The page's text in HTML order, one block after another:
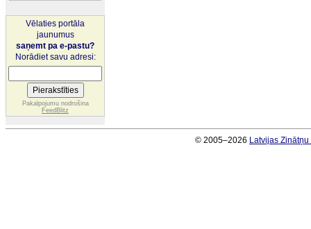
Vēlaties portāla
jaunumus
saņemt pa e-pastu?
Norādiet savu adresi:
Pakalpojumu nodrošina
FeedBlitz
© 2005–2026 Latvijas